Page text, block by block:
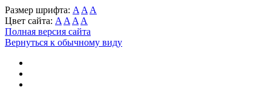
Размер шрифта: A A A
Цвет сайта: A A A A
Полная версия сайта
Вернуться к обычному виду